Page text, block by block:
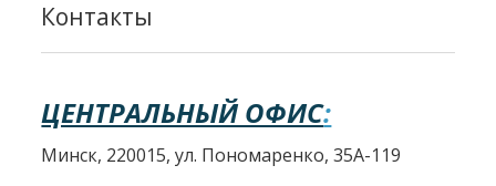
Контакты
ЦЕНТРАЛЬНЫЙ ОФИС:
Минск, 220015, ул. Пономаренко, 35А-119